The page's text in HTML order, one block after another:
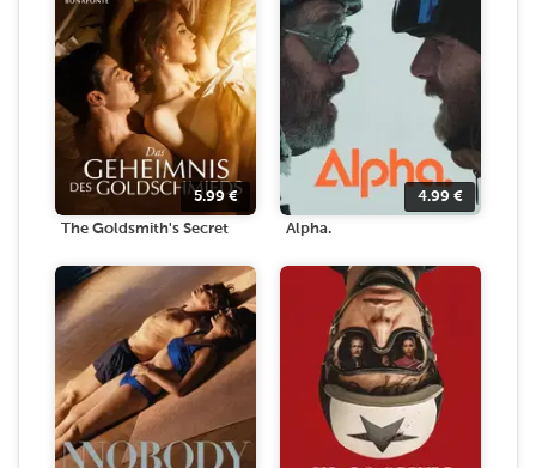
5.99€
The Goldsmith's Secret
4.99 €
Alpha.